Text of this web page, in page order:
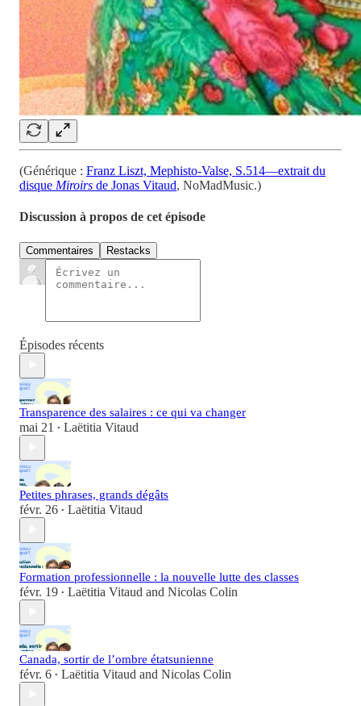
(Générique : Franz Liszt, Mephisto-Valse, S.514—extrait du
disque Miroirs de Jonas Vitaud, NoMadMusic.)
Discussion à propos de cet épisode
Commentaires Restacks
Épisodes récents
Transparence des salaires : ce qui va changer
mai 21 • Laëtitia Vitaud
Petites phrases, grands dégâts
févr. 26 • Laëtitia Vitaud
Formation professionnelle : la nouvelle lutte des classes
févr. 19 • Laëtitia Vitaud and Nicolas Colin
Canada, sortir de l’ombre étatsunienne
févr. 6 • Laëtitia Vitaud and Nicolas Colin